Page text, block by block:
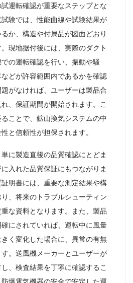
運転確認が重要なステップとな
験では、性能曲線や試験結果が
か、構造や付属品が図面どおり
現地据付後には、実際のダクト
の運転確認を行い、振動や騒
どが許容範囲内であるかを確認
がなければ、ユーザーは製品合
、保証期間が開始されます。こ
ことで、鉱山換気システムの中
と信頼性が担保されます。
に製造直後の品質確認にとどま
入れた品質保証にもつながりま
明書には、重要な測定結果や構
、将来のトラブルシューティン
な資料となります。また、製品
にされていれば、運転中に風量
く変化した場合に、異常の有無
。送風機メーカーとユーザーが
、検査結果を丁寧に確認するこ